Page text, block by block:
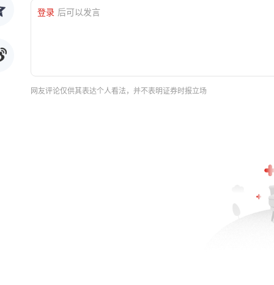
登录 后可以发言
网友评论仅供其表达个人看法，并不表明证券时报立场